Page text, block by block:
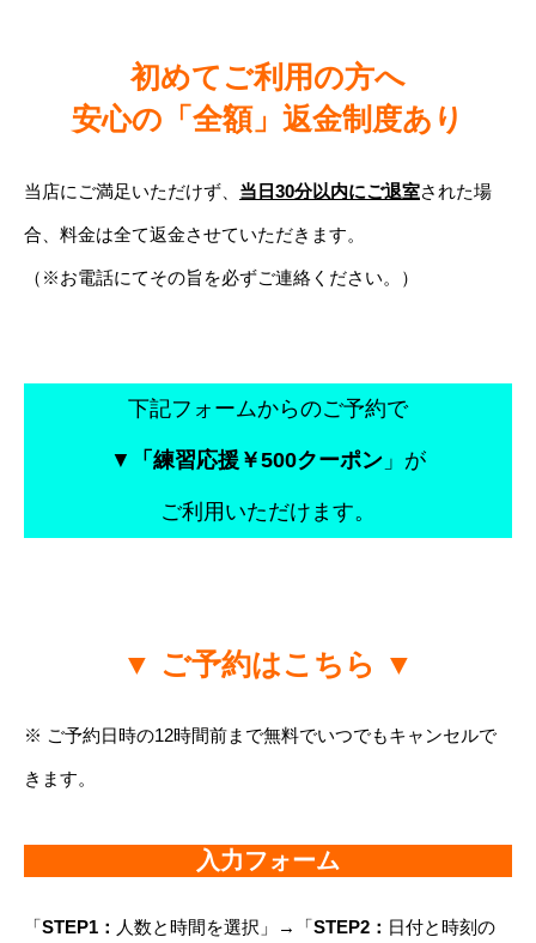
初めてご利用の方へ
安心の「全額」返金制度あり
当店にご満足いただけず、 当日30分以内にご退室された場
合、料金は全て返金させていただきます。
（※お電話にてその旨を必ずご連絡ください。）
下記フォームからのご予約で
▼ 「練習応援￥500クーポン 」が
ご利用いただけます。
▼ ご予約はこちら ▼
※ ご予約日時の12時間前まで無料でいつでもキャンセルで
きます。
入力フォーム
「STEP1： 人数と時間を選択」→「STEP2： 日付と時刻の